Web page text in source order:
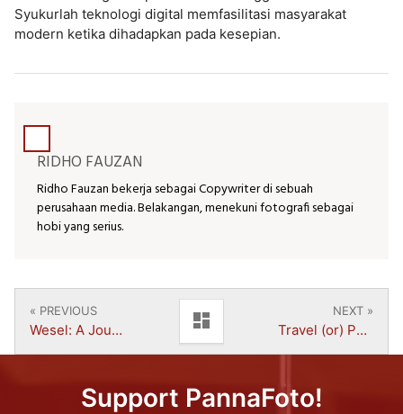
Syukurlah teknologi digital memfasilitasi masyarakat
modern ketika dihadapkan pada kesepian.
RIDHO FAUZAN
Ridho Fauzan bekerja sebagai Copywriter di sebuah
perusahaan media. Belakangan, menekuni fotografi sebagai
hobi yang serius.
« PREVIOUS
Wesel: A Journey to Discover | Primagung Dary dashboard NEXT »
Travel (or) Photography | Ruben
Support PannaFoto!